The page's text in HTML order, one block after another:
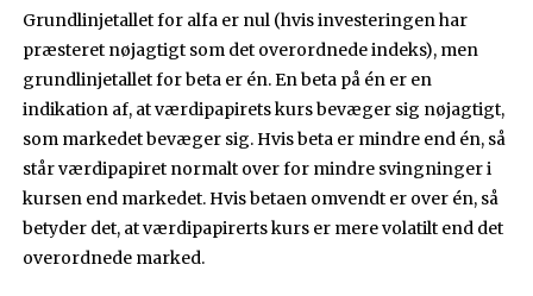
Grundlinjetallet for alfa er nul (hvis investeringen har
præsteret nøjagtigt som det overordnede indeks), men
grundlinjetallet for beta er én. En beta på én er en
indikation af, at værdipapirets kurs bevæger sig nøjagtigt,
som markedet bevæger sig. Hvis beta er mindre end én, så
står værdipapiret normalt over for mindre svingninger i
kursen end markedet. Hvis betaen omvendt er over én, så
betyder det, at værdipapirerts kurs er mere volatilt end det
overordnede marked.